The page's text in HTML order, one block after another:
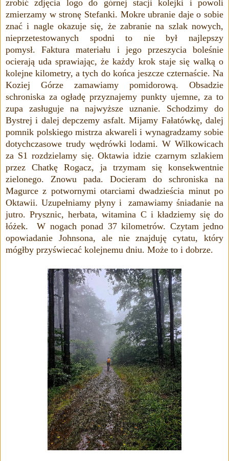
zrobić zdjęcia logo do górnej stacji kolejki i powoli
zmierzamy w stronę Stefanki. Mokre ubranie daje o sobie
znać i nagle okazuje się, że zabranie na szlak nowych,
nieprzetestowanych spodni to nie był najlepszy
pomysł. Faktura materiału i jego przeszycia boleśnie
ocierają uda sprawiając, że każdy krok staje się walką o
kolejne kilometry, a tych do końca jeszcze czternaście. Na
Koziej Górze zamawiamy pomidorową. Obsadzie
schroniska za ogładę przyznajemy punkty ujemne, za to
zupa zasługuje na najwyższe uznanie. Schodzimy do
Bystrej i dalej depczemy asfalt. Mijamy Fałatówkę, dalej
pomnik polskiego mistrza akwareli i wynagradzamy sobie
dotychczasowe trudy wędrówki lodami. W Wilkowicach
za S1 rozdzielamy się. Oktawia idzie czarnym szlakiem
przez Chatkę Rogacz, ja trzymam się konsekwentnie
zielonego. Znowu pada. Docieram do schroniska na
Magurce z potwornymi otarciami dwadzieścia minut po
Oktawii. Uzupełniamy płyny i zamawiamy śniadanie na
jutro. Prysznic, herbata, witamina C i kładziemy się do
łóżek. W nogach ponad 37 kilometrów. Czytam jedno
opowiadanie Johnsona, ale nie znajduję cytatu, który
mógłby przyświecać kolejnemu dniu. Może to i dobrze.